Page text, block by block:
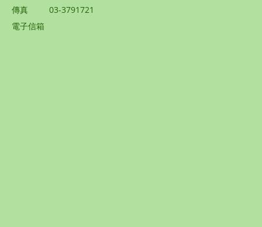
傳真
03-3791721
電子信箱